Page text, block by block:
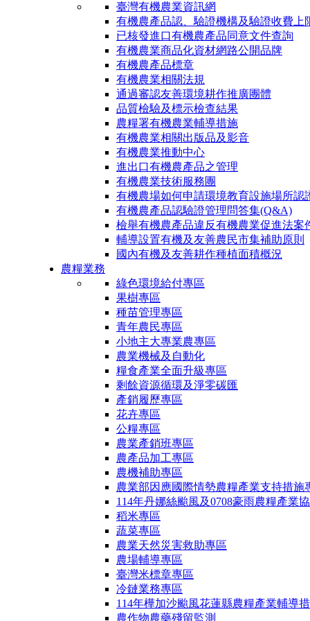
臺灣有機農業資訊網
有機農產品認、驗證機構及驗證收費上
已核發進口有機農產品同意文件查詢
有機農業商品化資材網路公開品牌
有機農產品標章
有機農業相關法規
通過審認友善環境耕作推廣團體
品質檢驗及標示檢查結果
農糧署有機農業輔導措施
有機農業相關出版品及影音
有機農業推動中心
進出口有機農產品之管理
有機農業技術服務團
有機農場如何申請環境教育設施場所認
有機農產品認驗證管理問答集(Q&A)
檢舉有機農產品違反有機農業促進法案
輔導設置有機及友善農民市集補助原則
國內有機及友善耕作種植面積概況
農糧業務
綠色環境給付專區
果樹專區
種苗管理專區
青年農民專區
小地主大專業農專區
農業機械及自動化
糧食產業全面升級專區
剩餘資源循環及淨零碳匯
產銷履歷專區
花卉專區
公糧專區
農業產銷班專區
農產品加工專區
農機補助專區
農業部因應國際情勢農糧產業支持措施
114年丹娜絲颱風及0708豪雨農糧產業
稻米專區
蔬菜專區
農業天然災害救助專區
農場輔導專區
臺灣米標章專區
冷鏈業務專區
114年樺加沙颱風花蓮縣農糧產業輔導
農作物農藥殘留監測